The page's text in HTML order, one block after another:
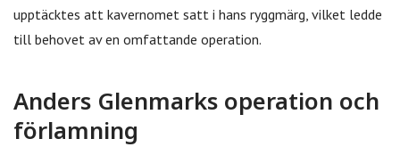
upptäcktes att kavernomet satt i hans ryggmärg, vilket ledde
till behovet av en omfattande operation.
Anders Glenmarks operation och
förlamning